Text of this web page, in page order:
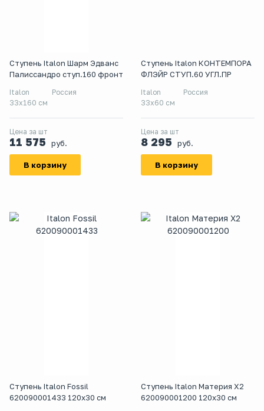
Ступень Italon Шарм Эдванс
Палиссандро ступ.160 фронт
Italon
Россия
33x160 см
Цена за шт
11 575 руб.
В корзину
Ступень Italon КОНТЕМПОРА
ФЛЭЙР СТУП.60 УГЛ.ПР
Italon
Россия
33x60 см
Цена за шт
8 295 руб.
В корзину
Ступень Italon Fossil
620090001433 120x30 см
Ступень Italon Материя Х2
620090001200 120x30 см